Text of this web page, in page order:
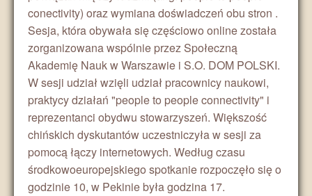
conectivity) oraz wymiana doświadczeń obu stron .
Sesja, która obywała się częściowo online została
zorganizowana wspólnie przez Społeczną
Akademię Nauk w Warszawie i S.O. DOM POLSKI.
W sesji udział wzięli udział pracownicy naukowi,
praktycy działań "people to people connectivity" i
reprezentanci obydwu stowarzyszeń. Większość
chińskich dyskutantów uczestniczyła w sesji za
pomocą łączy internetowych. Według czasu
środkowoeuropejskiego spotkanie rozpoczęło się o
godzinie 10, w Pekinie była godzina 17.